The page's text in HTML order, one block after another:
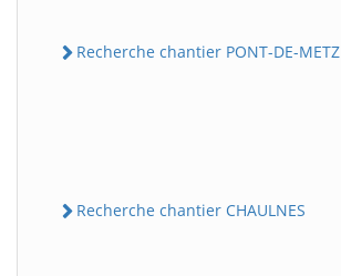
Recherche chantier PONT-DE-METZ
Recherche chantier CHAULNES